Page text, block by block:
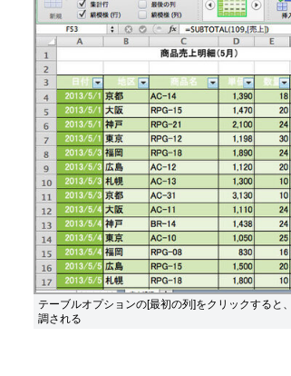
テーブルオプションの[最初の列]をクリックすると
調される